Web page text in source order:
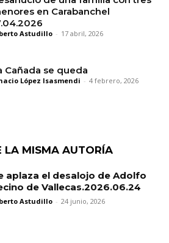
en Carabanchel
Astudillo - 17 abril, 2026
Cañada se queda
López Isasmendi - 4 febrero, 2026
LA MISMA AUTORÍA
aplaza el desalojo de Adolfo
de Vallecas.2026.06.24
Astudillo - 24 junio, 2026